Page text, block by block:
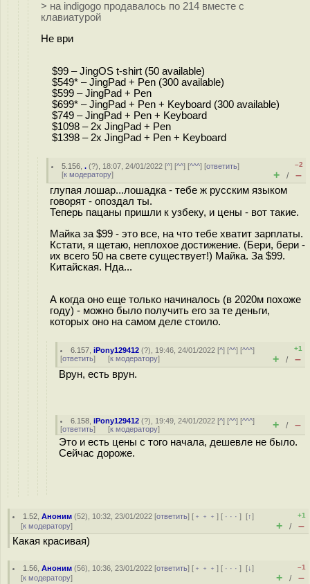
> на indigogo продавалось по 214 вместе с
клавиатурой
Не ври
$99 – JingOS t-shirt (50 available)
$549* – JingPad + Pen (300 available)
$599 – JingPad + Pen
$699* – JingPad + Pen + Keyboard (300 available)
$749 – JingPad + Pen + Keyboard
$1098 – 2x JingPad + Pen
$1398 – 2x JingPad + Pen + Keyboard
5.156 ,. (?), 18:07, 24/01/2022 [^] [^^] [^^^] [ответить]
[к модератору]
–2
+ / –
глупая лошар...лошадка - тебе ж русским языком
говорят - опоздал ты.
Теперь пацаны пришли к узбеку, и цены - вот такие.
Майка за $99 - это все, на что тебе хватит зарплаты.
Кстати, я щетаю, неплохое достижение. (Бери, бери -
их всего 50 на свете существует!) Майка. За $99.
Китайская. Нда...
А когда оно еще только начиналось (в 2020м похоже
году) - можно было получить его за те деньги,
которых оно на самом деле стоило.
6.157 ,iPony129412 (?), 19:46, 24/01/2022 [^] [^^] [^^^]
[ответить] [к модератору]
+1
+ / –
Врун, есть врун.
6.158 ,iPony129412 (?), 19:49, 24/01/2022 [^] [^^] [^^^]
[ответить] [к модератору] + / –
Это и есть цены с того начала, дешевле не было.
Сейчас дороже.
1.52 ,Аноним (52), 10:32, 23/01/2022 [ответить] [ ﹢﹢﹢] [ · · ·][↑]
[к модератору]
+1
+ / –
Какая красивая)
1.56 ,Аноним (56), 10:36, 23/01/2022 [ответить] [ ﹢﹢﹢] [ · · ·][↓]
[к модератору]
–1
+ / –